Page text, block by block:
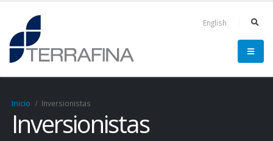
English
Inicio Inversionistas
Inversionistas